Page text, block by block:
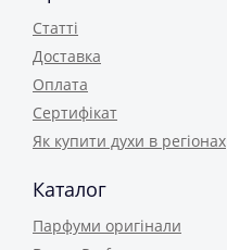
Статті
Доставка
Оплата
Сертифікат
Як купити духи в регіонах
Каталог
Парфуми оригінали